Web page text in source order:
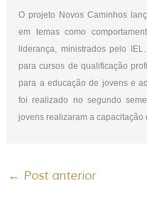
O projeto Novos Caminhos
em temas como
liderança, ministrados pelo
para cursos de qualificação
para a educação de jovens e
foi realizado no segundo
jovens realizaram a capacitação
← Post anterior